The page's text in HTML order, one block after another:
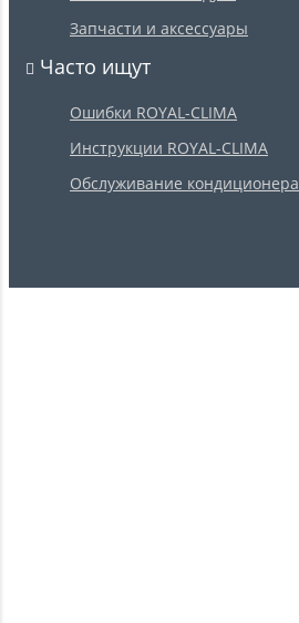
Запчасти и аксессуары
Часто ищут
Ошибки ROYAL-CLIMA
Инструкции ROYAL-CLIMA
Обслуживание кондиционера